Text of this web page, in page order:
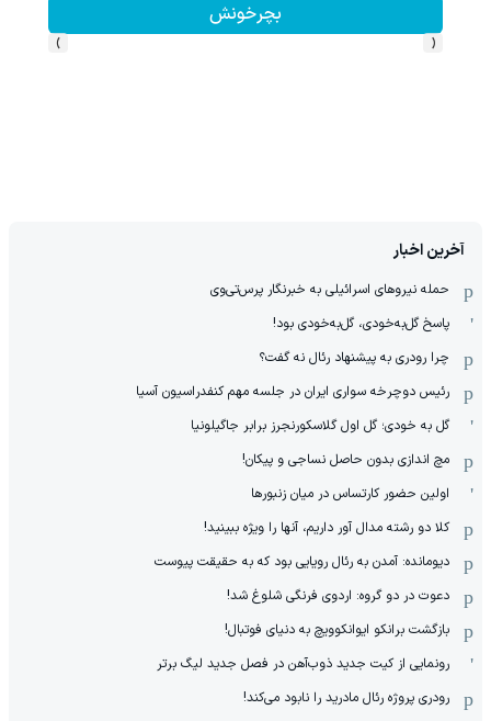
بچرخونش
‹
›
آخرین اخبار
حمله نیروهای اسرائیلی به خبرنگار پرس‌تی‌وی
پاسخ گل‌به‌خودی، گل‌به‌خودی بود!
چرا رودری به پیشنهاد رئال نه گفت؟
رئیس دوچرخه سواری ایران در جلسه مهم کنفدراسیون آسیا
گل به خودی؛ گل اول گلاسکورنجرز برابر جاگیلونیا
مچ اندازی بدون حاصل نساجی و پیکان!
اولین حضور کارتساس در میان زنبورها
کلا دو‌ رشته مدال آور داریم، آنها را ویژه ببینید!
دیومانده: آمدن به رئال رویایی بود که به حقیقت پیوست
دعوت در دو گروه: اردوی فرنگی شلوغ شد!
بازگشت برانکو ایوانکوویچ به دنیای فوتبال!
رونمایی از کیت جدید ذوب‌آهن در فصل جدید لیگ برتر
رودری پروژه رئال مادرید را نابود می‌کند!